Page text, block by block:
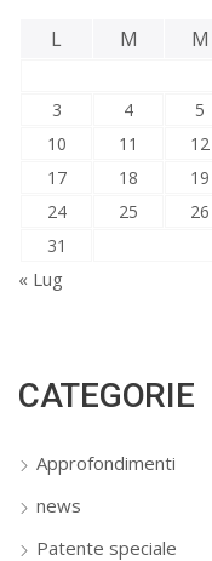
L M M
3
4 5
10
11 12
17
18 19
24
25 26
31
« Lug
CATEGORIE
Approfondimenti
news
Patente speciale